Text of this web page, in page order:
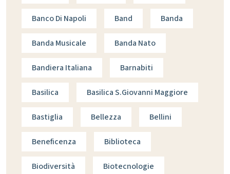
Banco Di Napoli Band Banda
Banda Musicale Banda Nato
Bandiera Italiana Barnabiti
Basilica Basilica S.giovanni Maggiore
Bastiglia Bellezza Bellini
Beneficenza Biblioteca
Biodiversità Biotecnologie